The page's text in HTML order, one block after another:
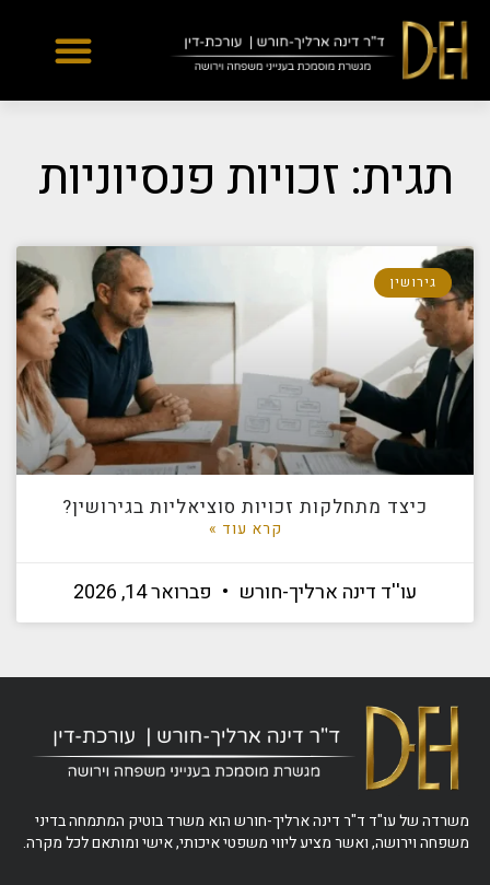
Yes
...
תגית: זכויות פנסיוניות
גירושין
כיצד מתחלקות זכויות סוציאליות בגירושין?
קרא עוד »
עו''ד דינה ארליך-חורש פברואר 14, 2026
משרדה של עו"ד ד"ר דינה ארליך-חורש הוא משרד בוטיק המתמחה בדיני
משפחה וירושה, ואשר מציע ליווי משפטי איכותי, אישי ומותאם לכל מקרה.